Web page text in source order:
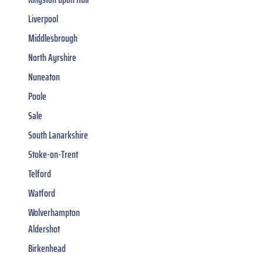
Liverpool
Middlesbrough
North Ayrshire
Nuneaton
Poole
Sale
South Lanarkshire
Stoke-on-Trent
Telford
Watford
Wolverhampton
Aldershot
Birkenhead